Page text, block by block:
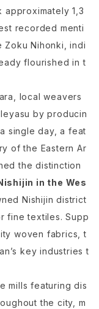
approximately 1,3
recorded menti
Zoku Nihonki, indi
flourished in t
local weavers
by producin
single day, a feat
of the Eastern Ar
the distinction
in the Wes
Nishijin district
fine textiles. Supp
woven fabrics, t
key industries t
mills featuring dis
the city, m